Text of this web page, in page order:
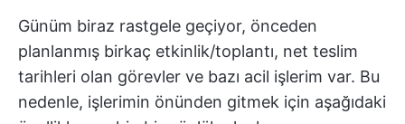
Günüm biraz rastgele geçiyor, önceden
planlanmış birkaç etkinlik/toplantı, net teslim
tarihleri olan görevler ve bazı acil işlerim var. Bu
nedenle, işlerimin önünden gitmek için aşağıdaki